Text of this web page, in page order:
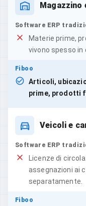
Magazzino
Software ERP
Materie prime,
vivono spesso in
Fiboo
Articoli,
prime, prodotti
Veicoli e
Software ERP
Licenze di
assegnazioni ai
separatamente.
Fiboo